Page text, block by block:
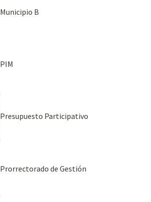
Municipio B
PIM
Presupuesto Participativo
Prorrectorado de Gestión